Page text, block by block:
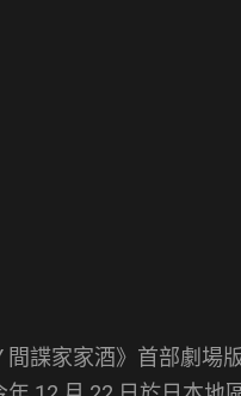
間諜家家酒》首部劇場